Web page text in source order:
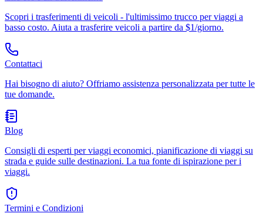
Scopri i trasferimenti di veicoli - l'ultimissimo trucco per viaggi a
basso costo. Aiuta a trasferire veicoli a partire da $1/giorno.
Contattaci
Hai bisogno di aiuto? Offriamo assistenza personalizzata per tutte le
tue domande.
Blog
Consigli di esperti per viaggi economici, pianificazione di viaggi su
strada e guide sulle destinazioni. La tua fonte di ispirazione per i
viaggi.
Termini e Condizioni